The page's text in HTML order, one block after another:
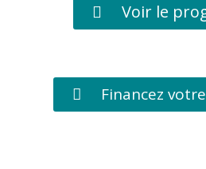
Voir le
Financez